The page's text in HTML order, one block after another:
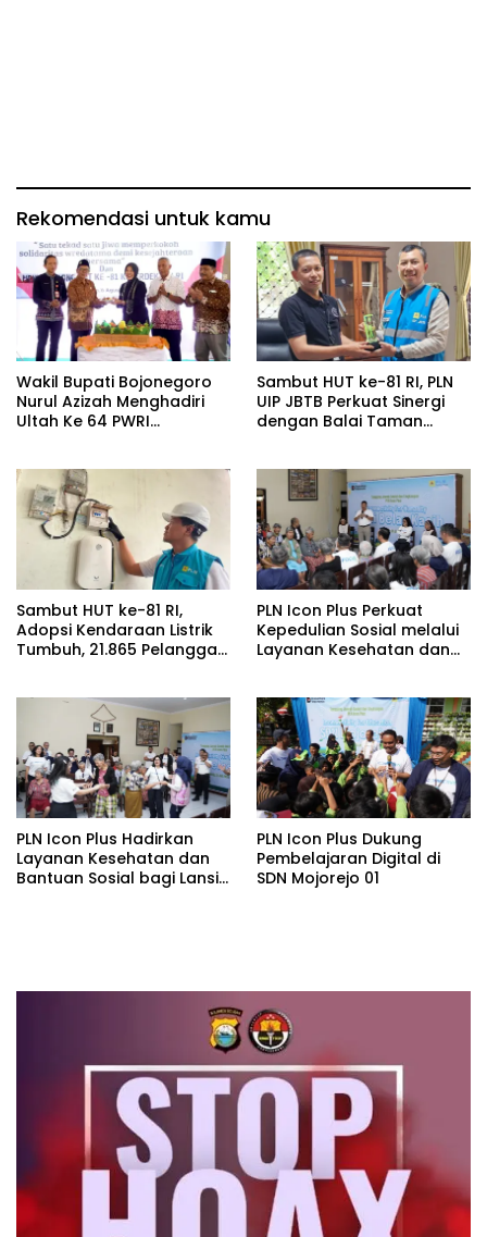
Rekomendasi untuk kamu
Wakil Bupati Bojonegoro
Nurul Azizah Menghadiri
Ultah Ke 64 PWRI
Sambut HUT ke-81 RI, PLN
UIP JBTB Perkuat Sinergi
dengan Balai Taman
SUTET 500 kV Paiton–
Watudodol/Kalipuro
Sambut HUT ke-81 RI,
Adopsi Kendaraan Listrik
Tumbuh, 21.865 Pelanggan
pada Semester I 2026
PLN Icon Plus Perkuat
Kepedulian Sosial melalui
Layanan Kesehatan dan
PLN Icon Plus Hadirkan
Layanan Kesehatan dan
Bantuan Sosial bagi Lansia
PLN Icon Plus Dukung
Pembelajaran Digital di
SDN Mojorejo 01